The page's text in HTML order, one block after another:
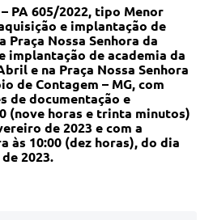
PA 605/2022, tipo Menor
e implantação de
Praça Nossa Senhora da
implantação de academia da
e na Praça Nossa Senhora
de Contagem – MG, com
de documentação e
(nove horas e trinta minutos)
de 2023 e com a
às 10:00 (dez horas), do dia
2023.